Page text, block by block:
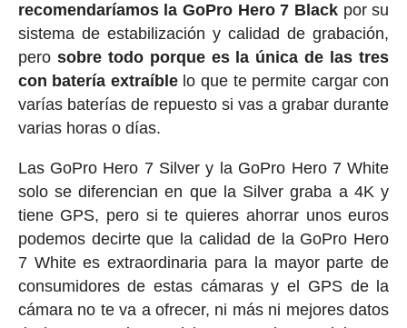
recomendaríamos la GoPro Hero 7 Blackpor su
sistema de estabilización y calidad de grabación,
pero sobre todo porque es la única de las tres
con batería extraíblelo que te permite cargar con
varías baterías de repuesto si vas a grabar durante
varias horas o días.
Las GoPro Hero 7 Silver y la GoPro Hero 7 White
solo se diferencian en que la Silver graba a 4K y
tiene GPS, pero si te quieres ahorrar unos euros
podemos decirte que la calidad de la GoPro Hero
7 White es extraordinaria para la mayor parte de
consumidores de estas cámaras y el GPS de la
cámara no te va a ofrecer, ni más ni mejores datos